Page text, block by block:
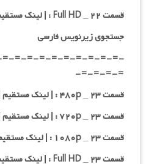
قسمت ۲۲ _ Full HD : | لینک مستقیم |
جستجوی زیرنویس فارسی
=-=-=-=-=-=-=-=-=-
=-=-=-=-
قسمت ۲۳ _ ۴۸۰p : | لینک مستقیم |
قسمت ۲۳ _ ۷۲۰p : | لینک مستقیم |
قسمت ۲۳ _ ۱۰۸۰p : | لینک مستقیم |
قسمت ۲۳ _ Full HD : | لینک مستقیم |